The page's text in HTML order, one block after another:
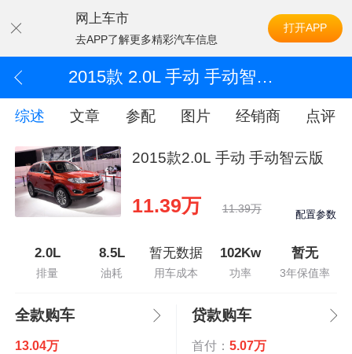
网上车市
去APP了解更多精彩汽车信息
打开APP
2015款 2.0L 手动 手动智云版
综述 文章 参配 图片 经销商 点评
2015款2.0L 手动 手动智云版
11.39万 11.39万 配置参数
2.0L
排量
8.5L
油耗
暂无数据
用车成本
102Kw
功率
暂无
3年保值率
全款购车
13.04万
贷款购车
首付： 5.07万